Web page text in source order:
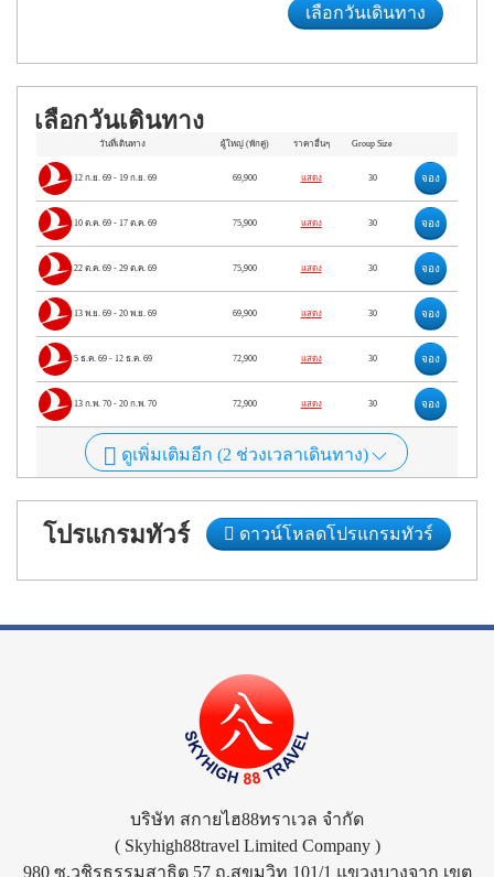
เลือกวันเดินทาง
เลือกวันเดินทาง
วันที่เดินทาง ผู้ใหญ่(พักคู่) ราคาอื่นๆ Group Size
12 ก.ย. 69- 19 ก.ย. 69 69,900 แสดง 30 จอง
10 ต.ค. 69- 17 ต.ค. 69 75,900 แสดง 30 จอง
22 ต.ค. 69- 29 ต.ค. 69 75,900 แสดง 30 จอง
13 พ.ย. 69- 20 พ.ย. 69 69,900 แสดง 30 จอง
5 ธ.ค. 69- 12 ธ.ค. 69 72,900 แสดง 30 จอง
13 ก.พ. 70- 20 ก.พ. 70 72,900 แสดง 30 จอง
ดูเพิ่มเติมอีก (2 ช่วงเวลาเดินทาง)
โปรแกรมทัวร์ ดาวน์โหลดโปรแกรมทัวร์
บริษัท สกายไฮ88ทราเวล จำกัด
( Skyhigh88travel Limited Company )
980 ซ.วชิรธรรมสาธิต 57 ถ.สุขุมวิท 101/1 แขวงบางจาก เขต